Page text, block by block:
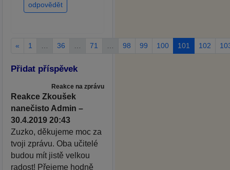
odpovědět
« 1 36 71 98 99 100 101 102
Přidat příspěvek
Reakce na zprávu
Reakce Zkoušek
nanečisto Admin –
30.4.2019 20:43
Zuzko, děkujeme moc za
tvoji zprávu. Oba učitelé
budou mít jistě velkou
radost! Přejeme hodně